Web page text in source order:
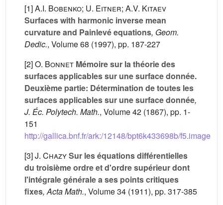
[1]A.I. Bobenko; U. Eitner; A.V. Kitaev
Surfaces with harmonic inverse mean
curvature and Painlevé equations, Geom.
Dedic., Volume 68 (1997), pp. 187-227
[2]O. Bonnet Mémoire sur la théorie des
surfaces applicables sur une surface donnée.
Deuxième partie: Détermination de toutes les
surfaces applicables sur une surface donnée,
J. Éc. Polytech. Math., Volume 42 (1867), pp. 1-
151
http://gallica.bnf.fr/ark:/12148/bpt6k433698b/f5.image
[3]J. ChazySur les équations différentielles
du troisième ordre et d'ordre supérieur dont
l'intégrale générale a ses points critiques
fixes, Acta Math., Volume 34 (1911), pp. 317-385